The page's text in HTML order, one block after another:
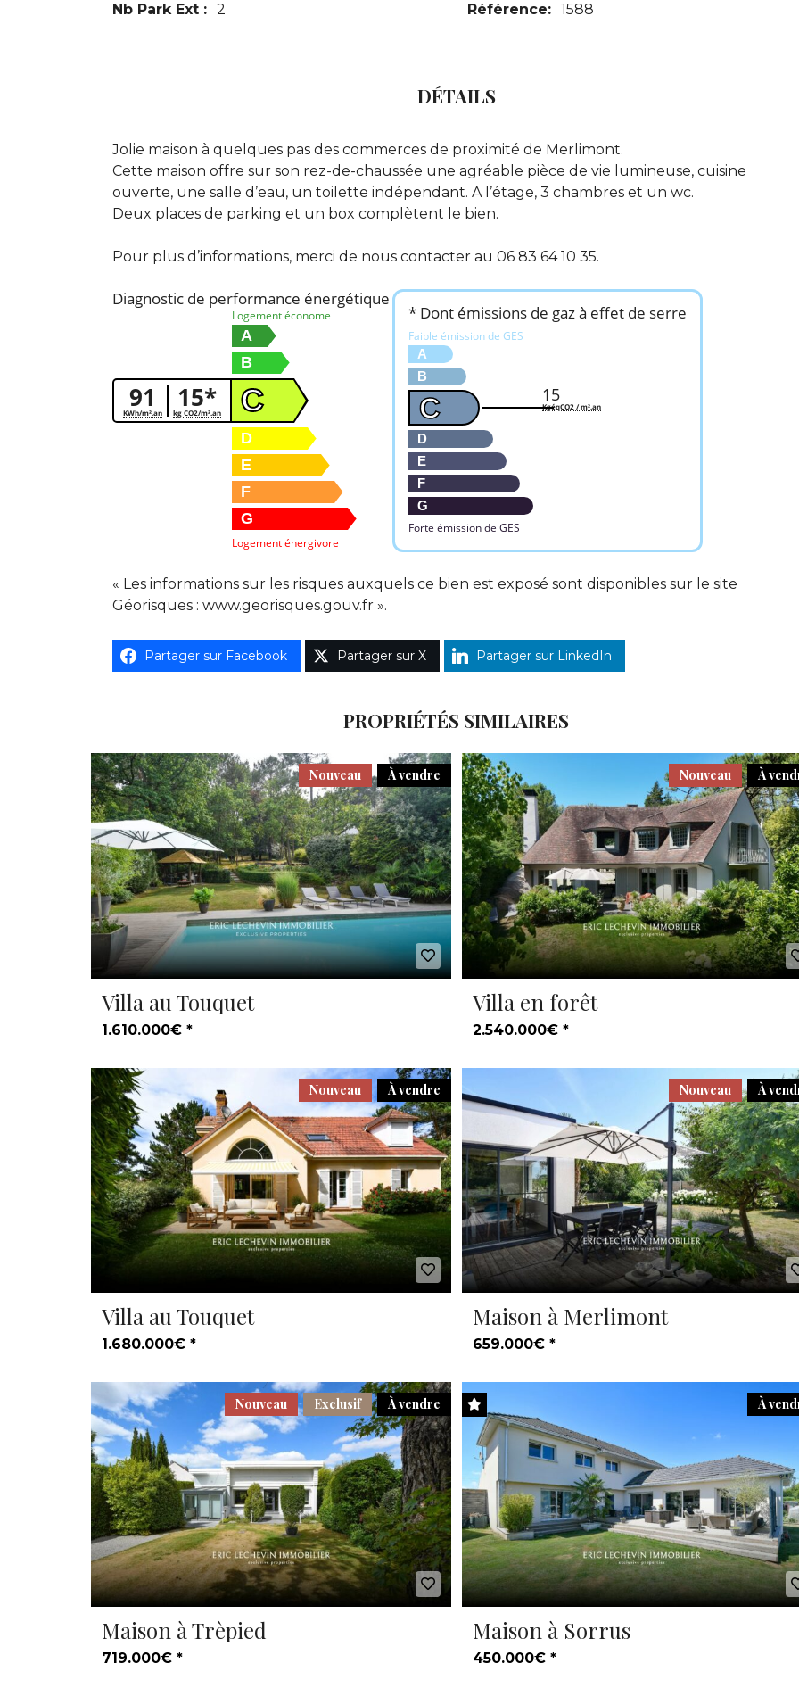
Nb Park Ext : 2 Référence: 1588
DÉTAILS
Jolie maison à quelques pas des commerces de proximité de Merlimont.
Cette maison offre sur son rez-de-chaussée une agréable pièce de vie lumineuse, cuisine
ouverte, une salle d’eau, un toilette indépendant. A l’étage, 3 chambres et un wc.
Deux places de parking et un box complètent le bien.
Pour plus d’informations, merci de nous contacter au 06 83 64 10 35.
Diagnostic de performance énergétique
91
KWh/m².an 15*
kg CO2/m².an
Logement économe
A
B
C
D
E
F
G
Logement énergivore
* Dont émissions de gaz à effet de serre
Faible émission de GES
A
B
C
D
E
F
G
Forte émission de GES
15
KgéqCO2 / m².an
« Les informations sur les risques auxquels ce bien est exposé sont disponibles sur le site
Géorisques : www.georisques.gouv.fr ».
Partager sur Facebook Partager sur X Partager sur LinkedIn
PROPRIÉTÉS SIMILAIRES
À vendre
Nouveau
Villa au Touquet
1.610.000€ *
À
Nouveau
Villa en forêt
2.540.000€ *
À vendre
Nouveau
Villa au Touquet
1.680.000€ *
À
Nouveau
Maison à Merlimont
659.000€ *
À vendre
Exclusif
Nouveau
Maison à Trèpied
719.000€ *
À
Maison à Sorrus
450.000€ *